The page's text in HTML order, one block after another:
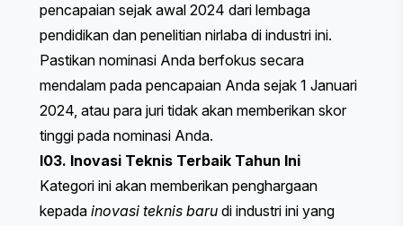
pencapaian sejak awal 2024 dari lembaga
pendidikan dan penelitian nirlaba di industri ini.
Pastikan nominasi Anda berfokus secara
mendalam pada pencapaian Anda sejak 1 Januari
2024, atau para juri tidak akan memberikan skor
tinggi pada nominasi Anda.
I03. Inovasi Teknis Terbaik Tahun Ini
Kategori ini akan memberikan penghargaan
kepada inovasi teknis baru di industri ini yang